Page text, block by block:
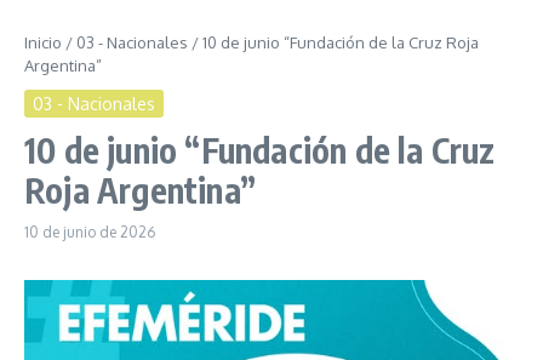
Inicio / 03 - Nacionales /10 de junio “Fundación de la Cruz Roja
Argentina”
03 - Nacionales
10 de junio “Fundación de la Cruz
Roja Argentina”
10 de junio de 2026